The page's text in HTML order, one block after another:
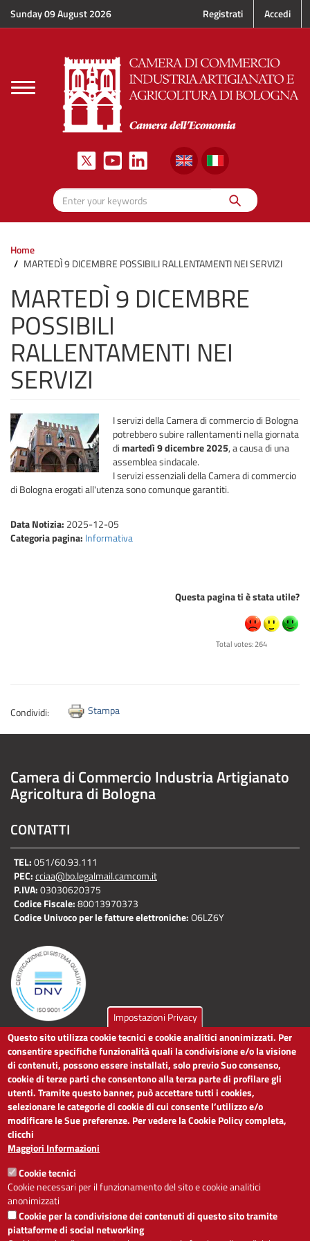
Sunday 09 August 2026 Registrati Accedi
Toggle
navigation
Enter your keywords
Search
Home
MARTEDÌ 9 DICEMBRE POSSIBILI RALLENTAMENTI NEI SERVIZI
MARTEDÌ 9 DICEMBRE
POSSIBILI
RALLENTAMENTI NEI
SERVIZI
I servizi della Camera di commercio di Bologna
potrebbero subire rallentamenti nella giornata
dimartedì 9 dicembre 2025, a causa di una
assemblea sindacale.
I servizi essenziali della Camera di commercio
di Bologna erogati all'utenza sono comunque garantiti.
Data Notizia: 2025-12-05
Categoria pagina: Informativa
Questa pagina ti è stata utile?
Total votes: 264
Condividi: Stampa
Camera di Commercio Industria Artigianato
Agricoltura di Bologna
CONTATTI
TEL:051/60.93.111
PEC:cciaa@bo.legalmail.camcom.it
P.IVA:03030620375
Codice Fiscale:80013970373
Codice Univoco per le fatture elettroniche:O6LZ6Y
LINK UTILI
Dichiarazione di accessibilità
Obiettivi di accessibilità
Segnalaci problemi di accessibilità
Note legali
Privacy
Accesso riservato
ACCESSIBILITÀ
- A +
Impostazioni Privacy
Questo sito utilizza cookie tecnici e cookie analitici anonimizzati. Per
consentire specifiche funzionalità quali la condivisione e/o la visione
di contenuti, possono essere installati, solo previo Suo consenso,
cookie di terze parti che consentono alla terza parte di profilare gli
utenti. Tramite questo banner, può accettare tutti i cookies,
selezionare le categorie di cookie di cui consente l’utilizzo e/o
modificare le Sue preferenze. Per vedere la Cookie Policy completa,
clicchi
Maggiori Informazioni
Cookie tecnici
Cookie necessari per il funzionamento del sito e cookie analitici
anonimizzati
Cookie per la condivisione dei contenuti di questo sito tramite
piattaforme di social networking